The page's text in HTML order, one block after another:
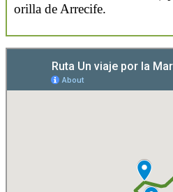
orilla de Arrecife.